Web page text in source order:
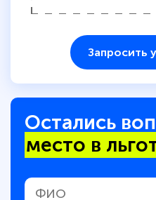
Запросить
Остались
место в